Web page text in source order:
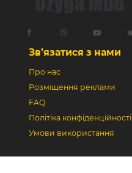
Зв’язатися з нами
Про нас
Розміщення реклами
FAQ
Політіка конфіденційності
Умови використання